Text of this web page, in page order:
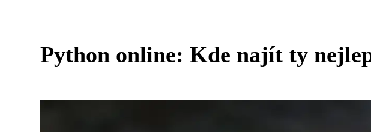
Python online: Kde najít ty